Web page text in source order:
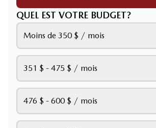
QUEL EST VOTRE BUDGET?
Moins de 350 $ / mois
351 $ - 475 $ / mois
476 $ - 600 $ / mois